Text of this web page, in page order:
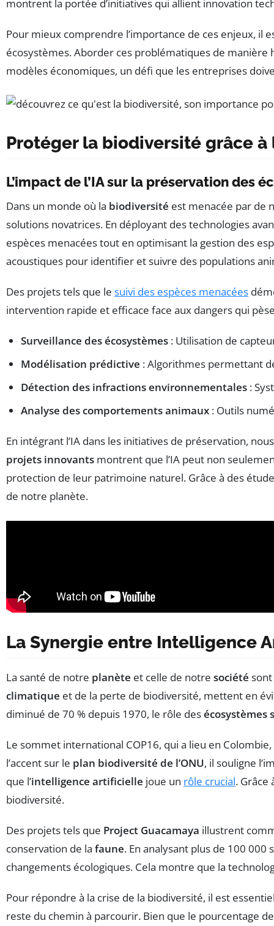
montrent la portée d’initiatives qui allient innovation
Pour mieux comprendre l’importance de ces enjeux, il
écosystèmes. Aborder ces problématiques de
modèles économiques, un défi que les entreprises
Protéger la biodiversité grâce
L’impact de l’IA sur la préservation des
Dans un monde où la biodiversité est menacée par de
solutions novatrices. En déployant des technologies
espèces menacées tout en optimisant la gestion des
acoustiques pour identifier et suivre des populations
Des projets tels que le suivi des espèces menacées
intervention rapide et efficace face aux dangers qui
Surveillance des écosystèmes : Utilisation de
Modélisation prédictive : Algorithmes permettant
Détection des infractions environnementales :
Analyse des comportements animaux : Outils
En intégrant l’IA dans les initiatives de préservation,
projets innovants montrent que l’IA peut non
protection de leur patrimoine naturel. Grâce à des
de notre planète.
La Synergie entre Intelligence
La santé de notre planète et celle de notre société
climatique et de la perte de biodiversité, mettent en
diminué de 70 % depuis 1970, le rôle desécosystèmes
Le sommet international COP16, qui a lieu en
l’accent sur le plan biodiversité de l’ONU, il souligne
que l’intelligence artificielle joue un rôle crucial.
biodiversité.
Des projets tels que Project Guacamaya illustrent
conservation de la faune. En analysant plus de 100
changements écologiques. Cela montre que la
Pour répondre à la crise de la biodiversité, il est
reste du chemin à parcourir. Bien que le pourcentage